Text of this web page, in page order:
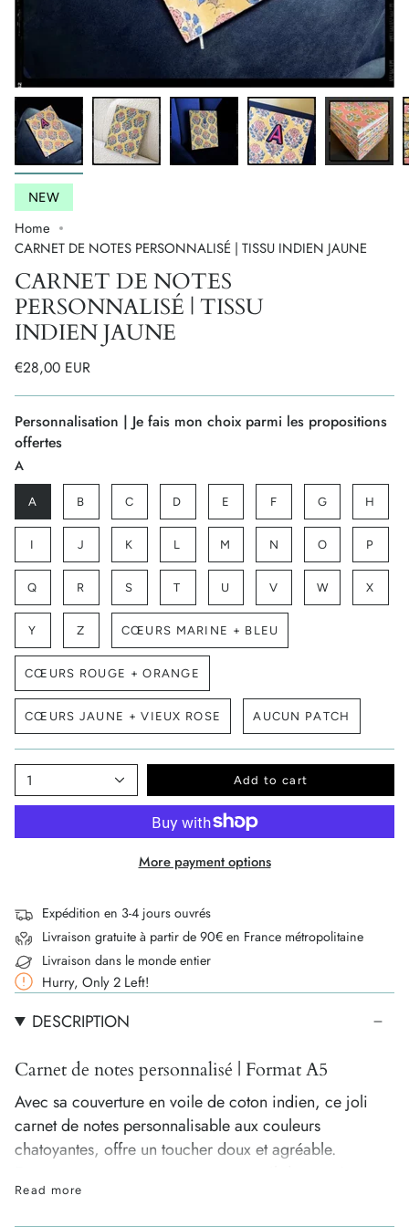
NEW
Home
CARNET DE NOTES PERSONNALISÉ | TISSU INDIEN JAUNE
CARNET DE NOTES
PERSONNALISÉ | TISSU
INDIEN JAUNE
€28,00 EUR
Personnalisation | Je fais mon choix parmi les propositions
offertes
A
A B C D E F G H
I J K L M N O P
Q R S T U V W X
Y Z CŒURS MARINE + BLEU
CŒURS ROUGE + ORANGE
CŒURS JAUNE + VIEUX ROSE AUCUN PATCH
1 Add to cart
More payment options
Expédition en 3-4 jours ouvrés
Livraison gratuite à partir de 90€ en France métropolitaine
Livraison dans le monde entier
Hurry, Only2 Left!
DESCRIPTION
Carnet de notes personnalisé | Format A5
Avec sa couverture en voile de coton indien, ce joli
carnet de notes personnalisable aux couleurs
chatoyantes, offre un toucher doux et agréable.
d'une centaine de pages au format compact, pour ne
jamais manquer une idée !
Read more